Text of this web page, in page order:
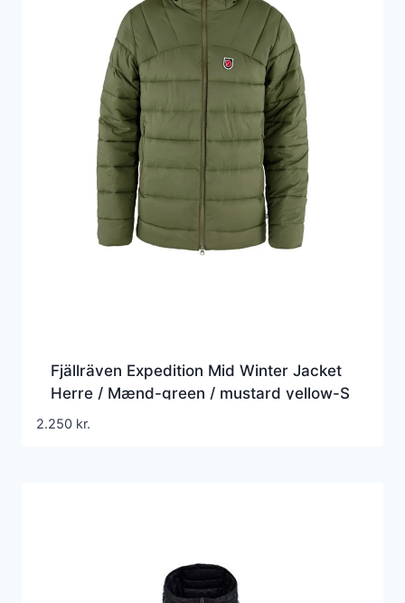
Fjällräven Expedition Mid Winter Jacket
Herre / Mænd-green / mustard yellow-S
– Vinterjakker til mænd
2.250 kr.